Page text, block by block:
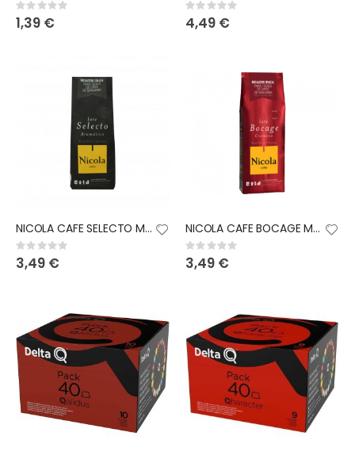
Rating:
0%
1,39 €
Rating:
0%
4,49 €
NICOLA CAFE SELECTO MOULU 250GR
Rating:
0%
3,49 €
NICOLA CAFE BOCAGE MOULU 250GR
Rating:
0%
3,49 €